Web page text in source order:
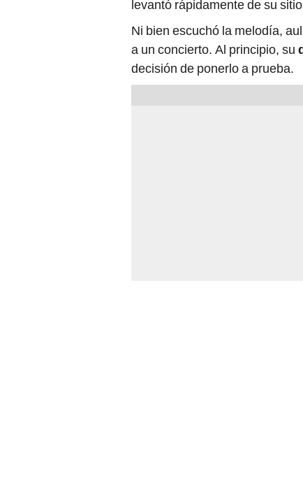
levantó rápidamente de su
Ni bien escuchó la melodía,
a un concierto. Al principio, su
decisión de ponerlo a prueba.